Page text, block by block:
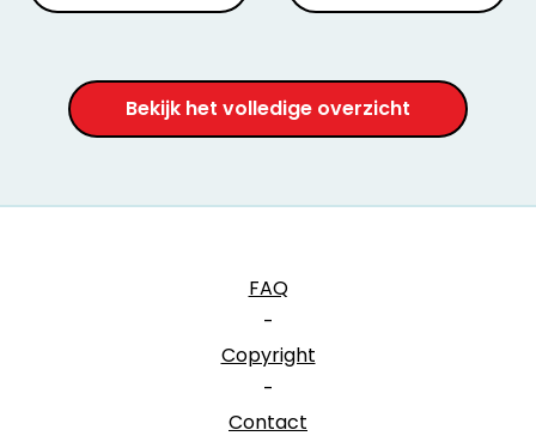
Bekijk het volledige overzicht
FAQ
-
Copyright
-
Contact